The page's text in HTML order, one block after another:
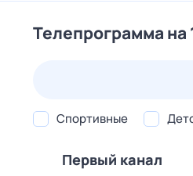
Телепрограмма на
Спортивные
Первый канал